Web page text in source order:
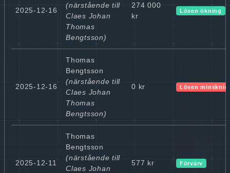
2025-12-16
(närstående till
Claes Johan
Thomas
Bengtsson)
274 000
kr
Lösen ökning
2025-12-16
Thomas
Bengtsson
(närstående till
Claes Johan
Thomas
Bengtsson)
0 kr Lösen
2025-12-11
Thomas
Bengtsson
(närstående till
Claes Johan
577 kr Förvärv